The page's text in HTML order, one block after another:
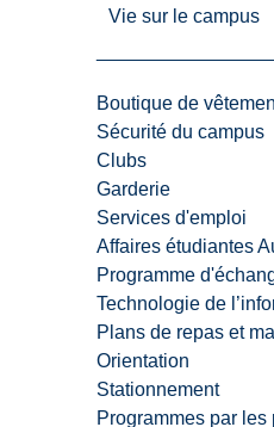
Vie sur le campus
Boutique de
Sécurité du campus
Clubs
Garderie
Services d'emploi
Affaires étudiantes
Programme
Technologie de
Plans de repas et
Orientation
Stationnement
Programmes par les